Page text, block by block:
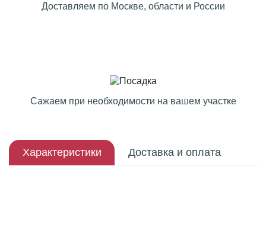
Доставляем по Москве, области и России
Сажаем при необходимости на вашем участке
Характеристики Доставка и оплата